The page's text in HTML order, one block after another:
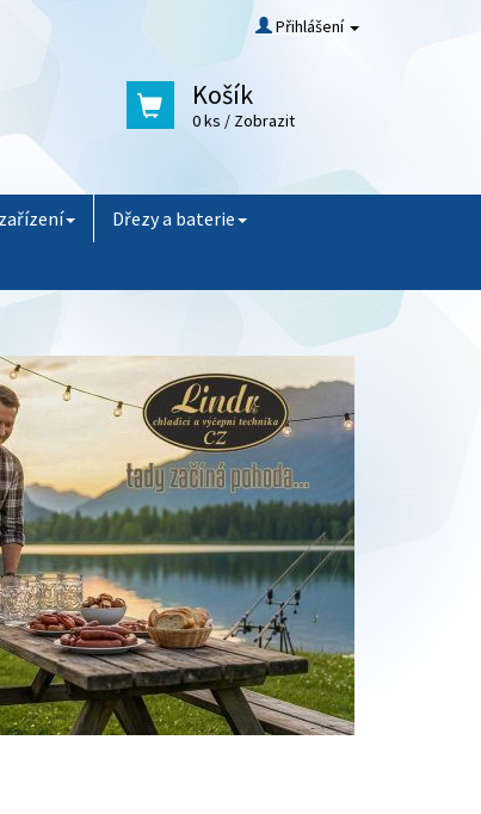
Přihlášení
Košík
0 ks / Zobrazit
Dřezy a baterie